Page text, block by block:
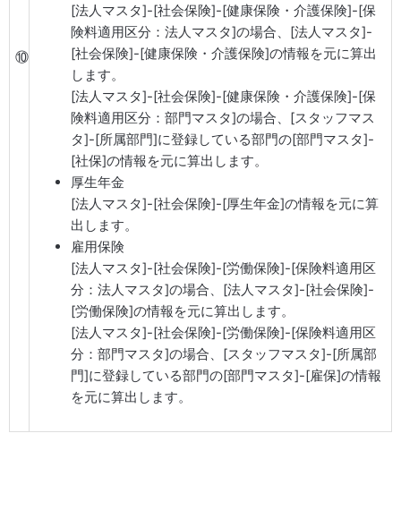
⑩
[法人マスタ]-[社会保険]-[健康保険・介護保険]-[保
険料適用区分：法人マスタ]の場合、[法人マスタ]-
[社会保険]-[健康保険・介護保険]の情報を元に算出
します。
[法人マスタ]-[社会保険]-[健康保険・介護保険]-[保
険料適用区分：部門マスタ]の場合、[スタッフマス
タ]-[所属部門]に登録している部門の[部門マスタ]-
[社保]の情報を元に算出します。
厚生年金
[法人マスタ]-[社会保険]-[厚生年金]の情報を元に算
出します。
雇用保険
[法人マスタ]-[社会保険]-[労働保険]-[保険料適用区
分：法人マスタ]の場合、[法人マスタ]-[社会保険]-
[労働保険]の情報を元に算出します。
[法人マスタ]-[社会保険]-[労働保険]-[保険料適用区
分：部門マスタ]の場合、[スタッフマスタ]-[所属部
門]に登録している部門の[部門マスタ]-[雇保]の情報
を元に算出します。